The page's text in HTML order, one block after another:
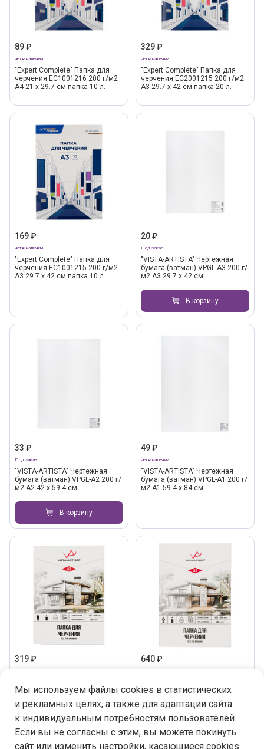
89 ₽
нет в наличии
"Expert Complete" Папка для
черчения EC1001216 200 г/м2
A4 21 х 29.7 см папка 10 л.
329 ₽
нет в наличии
"Expert Complete" Папка для
черчения EC2001215 200 г/м2
A3 29.7 х 42 см папка 20 л.
169 ₽
нет в наличии
"Expert Complete" Папка для
черчения EC1001215 200 г/м2
A3 29.7 х 42 см папка 10 л.
20 ₽
Под заказ
"VISTA-ARTISTA" Чертежная
бумага (ватман) VPGL-A3 200 г/
м2 A3 29.7 х 42 см
В корзину
33 ₽
Под заказ
"VISTA-ARTISTA" Чертежная
бумага (ватман) VPGL-A2 200 г/
м2 A2 42 х 59.4 см
В корзину
49 ₽
нет в наличии
"VISTA-ARTISTA" Чертежная
бумага (ватман) VPGL-A1 200 г/
м2 A1 59.4 х 84 см
319 ₽
черчения VPG-A324 200 г/м2 A3
В корзину
640 ₽
черчения VPG-A224 200 г/м2 A2
42 х 59.4 см 24 л. Гознак
Мы используем файлы cookies в статистических
и рекламных целях, а также для адаптации сайта
к индивидуальным потребностям пользователей.
Если вы не согласны с этим, вы можете покинуть
сайт или изменить настройки, касающиеся cookies